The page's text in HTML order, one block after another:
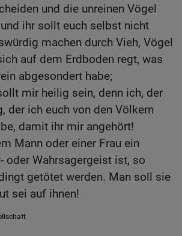
und die unreinen Vögel
ihr sollt euch selbst nicht
machen durch Vieh, Vögel
auf dem Erdboden regt, was
abgesondert habe;
mir heilig sein, denn ich, der
der ich euch von den Völkern
damit ihr mir angehört!
Mann oder einer Frau ein
oder Wahrsagergeist ist, so
getötet werden. Man soll sie
sei auf ihnen!